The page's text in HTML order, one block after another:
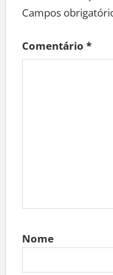
Campos
Comentário *
Nome